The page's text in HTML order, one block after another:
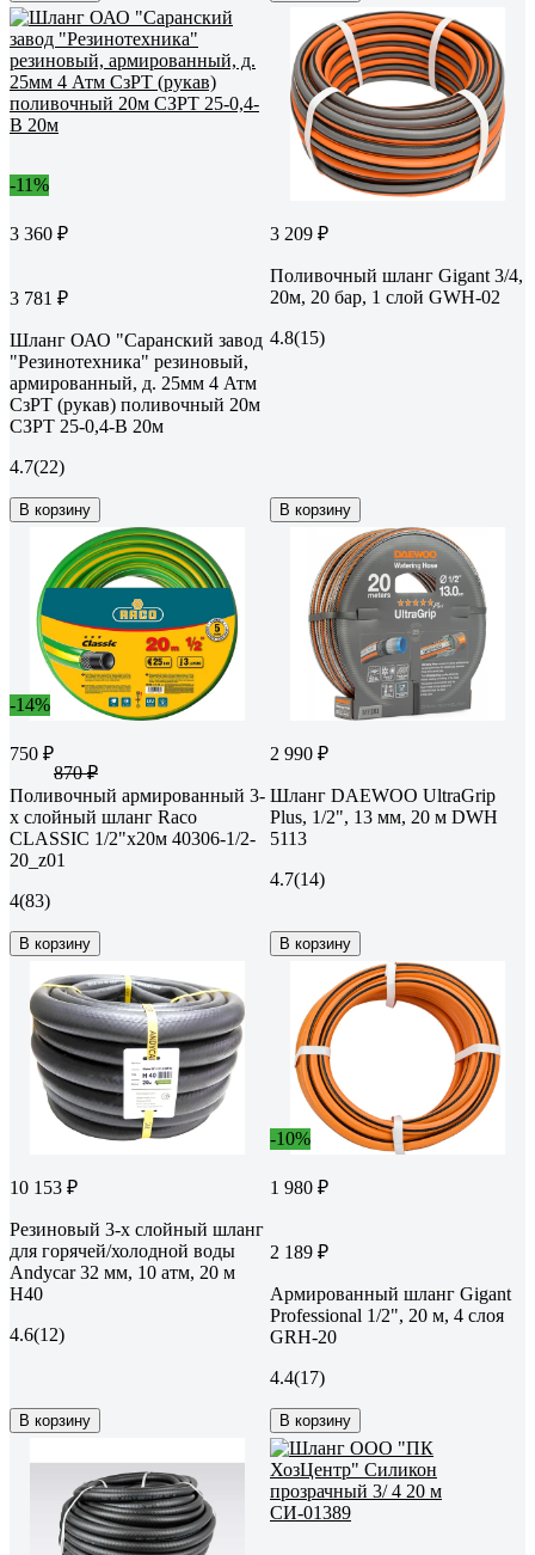
-11%
3 360 ₽
3 781 ₽
Шланг ОАО "Саранский завод
"Резинотехника" резиновый,
армированный, д. 25мм 4 Атм
СзРТ (рукав) поливочный 20м
СЗРТ 25-0,4-В 20м
4.7(22)
В корзину
3 209 ₽
Поливочный шланг Gigant 3/4,
20м, 20 бар, 1 слой GWH-02
4.8(15)
В корзину
-14%
750 ₽
870 ₽
Поливочный армированный 3-
х слойный шланг Raco
CLASSIC 1/2"x20м 40306-1/2-
20_z01
4(83)
В корзину
2 990 ₽
Шланг DAEWOO UltraGrip
Plus, 1/2", 13 мм, 20 м DWH
5113
4.7(14)
В корзину
10 153 ₽
Резиновый 3-х слойный шланг
для горячей/холодной воды
Andycar 32 мм, 10 атм, 20 м
H40
4.6(12)
В корзину
-10%
1 980 ₽
2 189 ₽
Армированный шланг Gigant
Professional 1/2", 20 м, 4 слоя
GRH-20
4.4(17)
В корзину